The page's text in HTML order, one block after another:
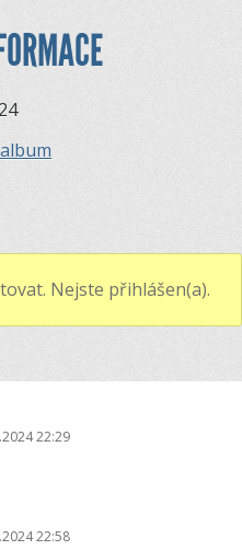
Nejste přihlášen(a).
22:29
22:58